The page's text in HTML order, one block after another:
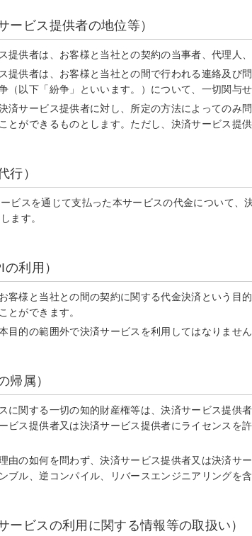
ービス提供者の地位等）
提供者は、お客様と当社との契約の当事者、代理人
提供者は、お客様と当社との間で行われる連絡及び
（以下「紛争」といいます。）について、一切関与
済サービス提供者に対し、所定の方法によってのみ
とができるものとします。ただし、決済サービス提
行）
ビスを通じて支払った本サービスの代金について
ます。
利用）
客様と当社との間の契約に関する代金決済という目
とができます。
目的の範囲外で決済サービスを利用してはなりません
帰属）
に関する一切の知的財産権等は、決済サービス提供
ビス提供者又は決済サービス提供者にライセンスを
由の如何を問わず、決済サービス提供者又は決済サ
ブル、逆コンパイル、リバースエンジニアリングを
ービスの利用に関する情報等の取扱い）